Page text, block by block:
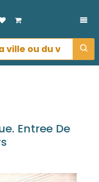
Entree De